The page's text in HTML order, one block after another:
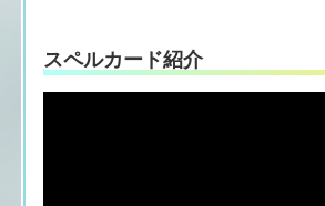
スペルカード紹介